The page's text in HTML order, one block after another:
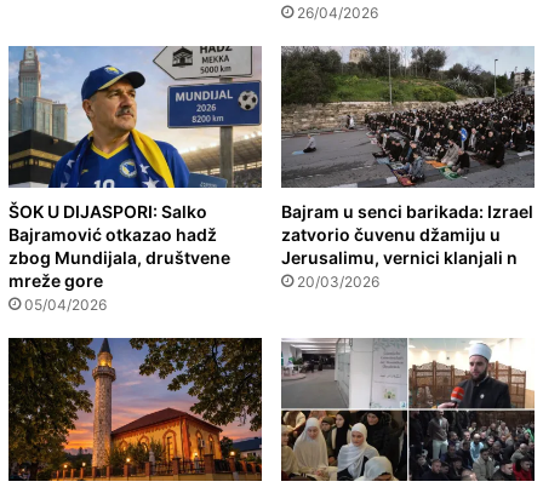
26/04/2026
ŠOK U DIJASPORI: Salko
Bajramović otkazao hadž
zbog Mundijala, društvene
mreže gore
05/04/2026
Bajram u senci barikada: Izrael
zatvorio čuvenu džamiju u
Jerusalimu, vernici klanjali n
20/03/2026